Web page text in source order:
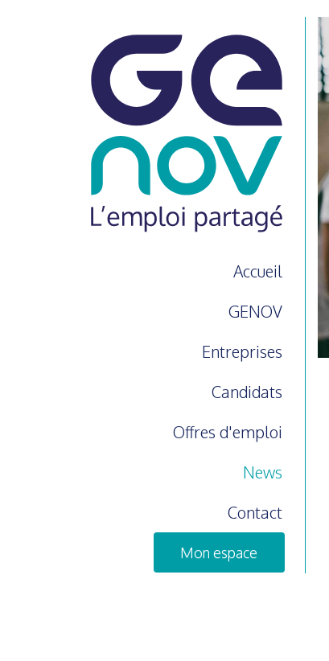
Accueil
GENOV
Entreprises
Candidats
Offres d'emploi
News
Contact
Mon espace